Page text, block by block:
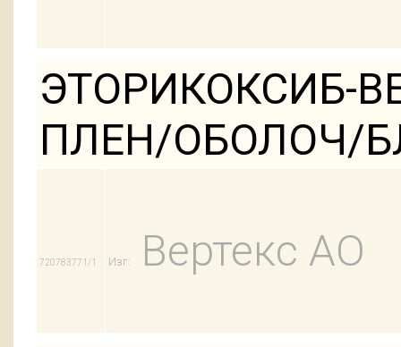
ЭТОРИКОКСИБ-
ПЛЕН/ОБОЛОЧ/
720783771/1 Изг: Вертекс АО